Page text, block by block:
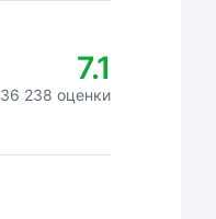
7.1
36 238 оценки